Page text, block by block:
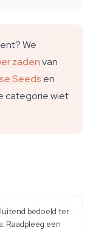
We
zadenvan
Seeds en
categorie wiet
bedoeld ter
Raadpleeg een